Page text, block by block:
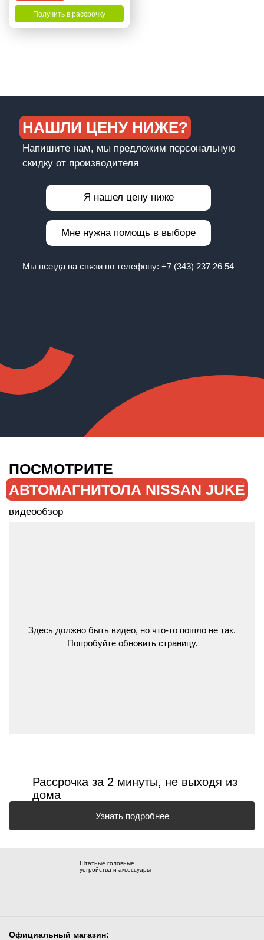
Получить в рассрочку
НАШЛИ ЦЕНУ НИЖЕ?
Напишите нам, мы предложим персональную
скидку от производителя
Я нашел цену ниже
Мне нужна помощь в выборе
Мы всегда на связи по телефону: +7 (343) 237 26 54
ПОСМОТРИТЕ
АВТОМАГНИТОЛА NISSAN JUKE
видеообзор
Здесь должно быть видео, но что-то пошло не так.
Попробуйте обновить страницу.
Рассрочка за 2 минуты, не выходя из
дома
Узнать подробнее
Штатные головные
устройства и аксессуары
Официальный магазин: